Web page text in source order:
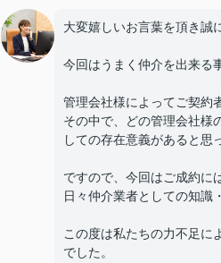
大変嬉しいお言葉を頂き誠
今回はうまく仲介を出来る
管理会社様によってご契約
その中で、どの管理会社様
しての存在意義があると思
ですので、今回はご成約に
日々仲介業者としての知識
この度は私たちの力不足に
でした。